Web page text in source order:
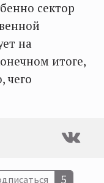
сектор
на
итоге,
чего
5